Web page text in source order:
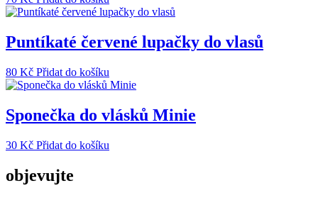
Puntíkaté červené lupačky do vlasů
80 Kč Přidat do košíku
Sponečka do vlásků Minie
30 Kč Přidat do košíku
objevujte